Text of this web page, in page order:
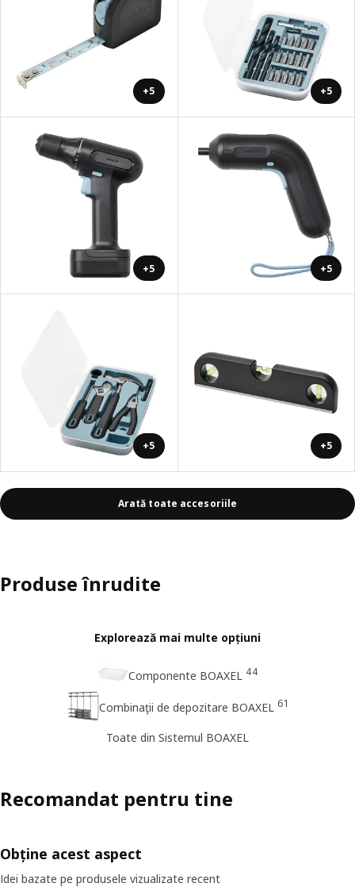
+5 +5
+5 +5
+5 +5
Arată toate accesoriile
Produse înrudite
Explorează mai multe opțiuni
Componente BOAXEL 44
Combinaţii de depozitare BOAXEL 61
Toate din Sistemul BOAXEL
Recomandat pentru tine
Obține acest aspect
Idei bazate pe produsele vizualizate recent